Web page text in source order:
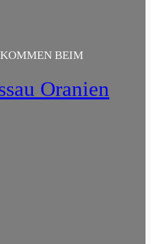
BEIM
Oranien